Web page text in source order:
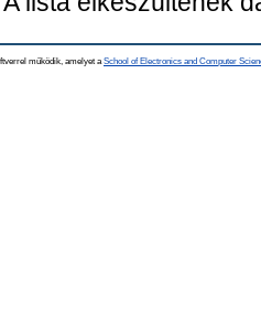
működik, amelyet a School of Electronics and Computer